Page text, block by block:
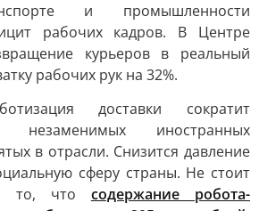
и промышленности
рабочих кадров. В Центре
курьеров в реальный
рабочих рук на 32%.
доставки сократит
незаменимых иностранных
в отрасли. Снизится давление
сферу страны. Не стоит
то, что содержание робота-